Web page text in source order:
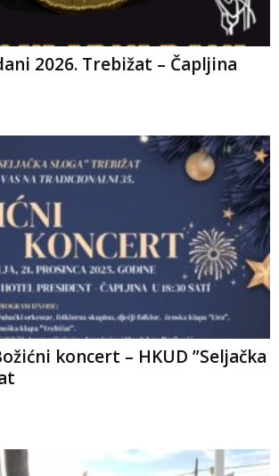
2026. Trebižat – Čapljina
koncert – HKUD ”Seljačka